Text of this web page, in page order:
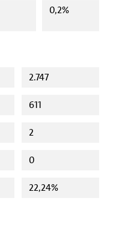
0,2%
2.747
611
2
0
22,24%